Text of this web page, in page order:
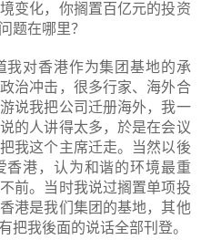
变化，你搁置百亿元的投资
题在哪里？
我对香港作为集团基地的承
治冲击，很多行家、海外合
说我把公司迁册海外，我一
的人讲得太多，於是在会议
我这个主席迁走。当然以後
香港，认为和谐的环境最重
前。当时我说过搁置单项投
港是我们集团的基地，其他
把我後面的说话全部刊登。